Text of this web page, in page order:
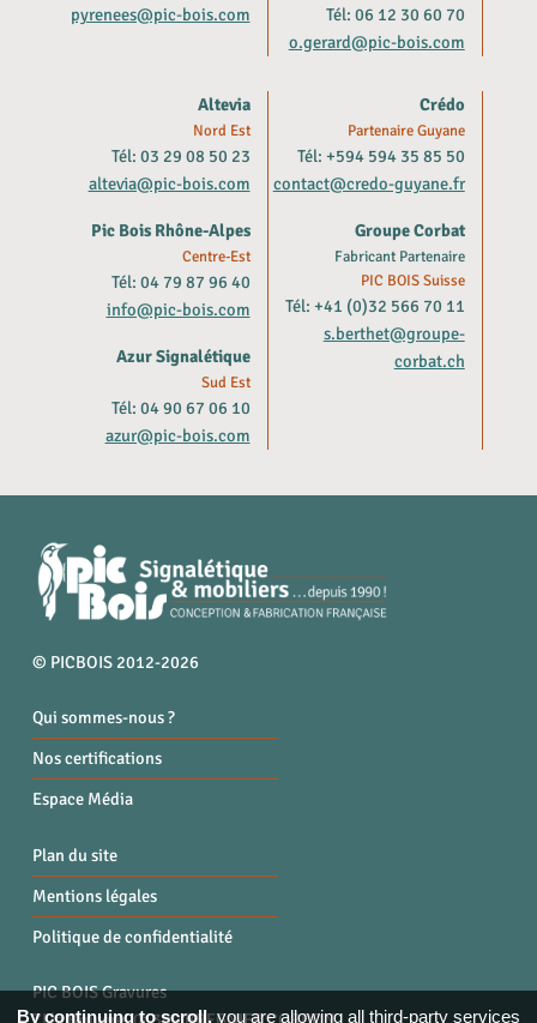
pyrenees@pic-bois.com
Tél: 06 12 30 60 70
o.gerard@pic-bois.com
Altevia
Nord Est
Tél: 03 29 08 50 23
altevia@pic-bois.com
Pic Bois Rhône-Alpes
Centre-Est
Tél: 04 79 87 96 40
info@pic-bois.com
Azur Signalétique
Sud Est
Tél: 04 90 67 06 10
azur@pic-bois.com
Crédo
Partenaire Guyane
Tél: +594 594 35 85 50
contact@credo-guyane.fr
Groupe Corbat
Fabricant Partenaire
PIC BOIS Suisse
Tél: +41 (0)32 566 70 11
s.berthet@groupe-
corbat.ch
© PICBOIS 2012-2026
Qui sommes-nous ?
Nos certifications
Espace Média
Plan du site
Mentions légales
Politique de confidentialité
PIC BOIS Gravures
By continuing to scroll,you are allowing all third-party services